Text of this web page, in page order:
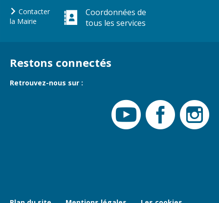
Contacter
la Mairie
Coordonnées de
tous les services
Restons connectés
Retrouvez-nous sur :